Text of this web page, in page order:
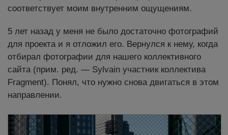
соответствует моим внутренним ощущениям.
5 лет назад у меня не было достаточно фотографий
для проекта и я отложил его. Вернулся к нему, когда
отбирал фотографии для нашего коллективного
сайта (прим. ред. — Sylvain участник коллектива
Fragment). Понял, что нужно снова двигаться в этом
направлении.